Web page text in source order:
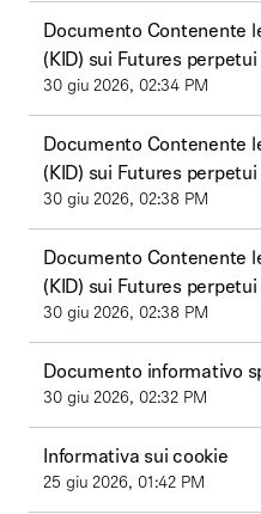
Documento Contenente
(KID) sui Futures perpetui
30 giu 2026, 02:34 PM
Documento Contenente
(KID) sui Futures
30 giu 2026, 02:38 PM
Documento Contenente
(KID) sui Futures
30 giu 2026, 02:38 PM
Documento informativo
30 giu 2026, 02:32 PM
Informativa sui cookie
25 giu 2026, 01:42 PM